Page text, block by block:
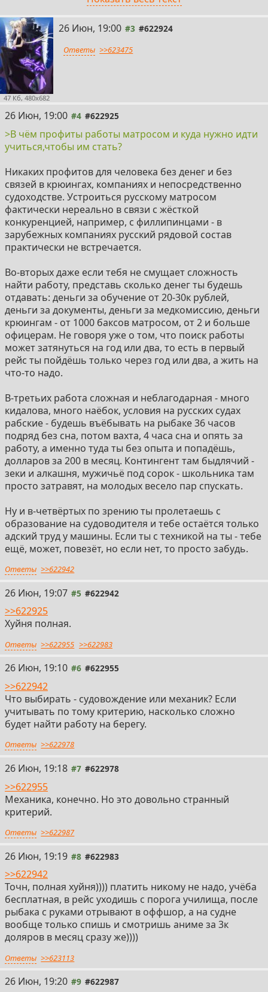
которых пришли к выводу, что после ВУЗа берут
охотнее.
>Ты отслужил в армии/флоте/ВВС?
а) а как иначе меня возьмут на торговый флот?
б) хикки не служат/купил военник
правильный ответ: б)
У моряков своя медкомиссия, пройдешь и все ок.
Требования медкомиссии подскажет гугл или этот
тред
>У меня уже есть образвание по специальности ХХХ
это пойдет?
а) конечно, если ты учился на электромонтера то все
тоже самое и в море
б) нет, нужно специальное образование, поступать и
учится придется на тех же условиях что и бывшие
школьники
правильный ответ: б)
Определяющим будет не диплом ВУЗа, а рабочий
диплом, отдельная бумажка которую выдают в
капитании порта. Что это и как это сделать тема
долгая, нет сил это тут сейчас писать.
>Мне уже 100500 лет я вам еще пригожусь?
а) старый конь борозды не испортит
б) нет, мы любим тугие молодые попки шутки про
педиков официально разрешены в треде моряков
правильный ответ: а)
При условии выполнения пункта про медкомиссию,
тебе, анон может быть сколько угодно лет. Условно
есть 2 ограничения: меньше 18 нельзя и после 50
трудно, но из всего этого есть исключения
>Стоит ли учится на матроса/моториста? (тратить
силы/деньги/нервы и соснуть с работой)
а) У тебя есть связи/друзья/ты знаешь кому
забашлять и уверен, что найдешь рейс.
б) Ты хочешь отучиться, а потом попытать удачу.
Правильный ответ: а)
Рядовым сейчас очень тяжело, люди с опытом не
могут найти себе работу, потому что в крюинг просто
не приходят заявки на славянских рядовых.
Как вариант можно попробовать пойти на жабодав в
отечественную фирму (судно река-море, чаще всего
старое и полностью с совковым экипажем).
Кратко о работе рядового состава (матроса/
моториста): В самой работе мало чего приятного,
зачастую с людьми не высокого интеллекта (мат
через каждое слово, не довольные жизнью совки,
работы и тебя за собой зовет). Мытье/покраска/
швартовка/зачистка - это все твое, родное, ну и все в
духе принеси-подай.
Шанс найти что-то годное самому крайне мал, так что
Антош, не будем кормить тебя ложными надеждами,
все любят, вместо того, чтоб решать проблемы,
которые катятся на тебя снежным комом.
47 Кб, 480x682
26 Июн, 19:00 #3 #622924
Ответы >>623475
26 Июн, 19:00 #4 #622925
>В чём профиты работы матросом и куда нужно идти
учиться,чтобы им стать?
Никаких профитов для человека без денег и без
связей в крюингах, компаниях и непосредственно
судоходстве. Устроиться русскому матросом
фактически нереально в связи с жёсткой
конкуренцией, например, с филлипинцами - в
зарубежных компаниях русский рядовой состав
практически не встречается.
Во-вторых даже если тебя не смущает сложность
найти работу, представь сколько денег ты будешь
отдавать: деньги за обучение от 20-30к рублей,
деньги за документы, деньги за медкомиссию, деньги
крюингам - от 1000 баксов матросом, от 2 и больше
офицерам. Не говоря уже о том, что поиск работы
может затянуться на год или два, то есть в первый
рейс ты пойдёшь только через год или два, а жить на
что-то надо.
В-третьих работа сложная и неблагодарная - много
кидалова, много наёбок, условия на русских судах
рабские - будешь въёбывать на рыбаке 36 часов
подряд без сна, потом вахта, 4 часа сна и опять за
работу, а именно туда ты без опыта и попадёшь,
долларов за 200 в месяц. Контингент там быдлячий -
зеки и алкашня, мужичьё под сорок - школьника там
просто затравят, на молодых весело пар спускать.
Ну и в-четвёртых по зрению ты пролетаешь с
образование на судоводителя и тебе остаётся только
адский труд у машины. Если ты с техникой на ты - тебе
ещё, может, повезёт, но если нет, то просто забудь.
Ответы >>622942
26 Июн, 19:07 #5 #622942
>>622925
Хуйня полная.
Ответы >>622955 >>622983
26 Июн, 19:10 #6 #622955
>>622942
Что выбирать - судовождение или механик? Если
учитывать по тому критерию, насколько сложно
будет найти работу на берегу.
Ответы >>622978
26 Июн, 19:18 #7 #622978
>>622955
Механика, конечно. Но это довольно странный
критерий.
Ответы >>622987
26 Июн, 19:19 #8 #622983
>>622942
Точн, полная хуйня)))) платить никому не надо, учёба
бесплатная, в рейс уходишь с порога училища, после
рыбака с руками отрывают в оффшор, а на судне
вообще только спишь и смотришь аниме за 3к
доляров в месяц сразу же))))
Ответы >>623113
26 Июн, 19:20 #9 #622987